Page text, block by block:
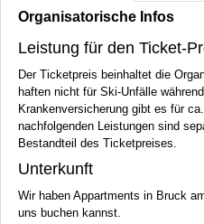
Organisatorische Infos
Leistung für den Ticket-
Der Ticketpreis beinhaltet die
haften nicht für Ski-Unfälle
Krankenversicherung gibt es für
nachfolgenden Leistungen sind
Bestandteil des Ticketpreises.
Unterkunft
Wir haben Appartments in Bruck
uns buchen kannst.